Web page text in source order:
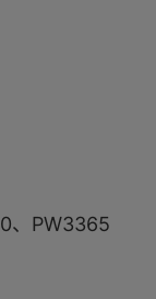
、PW3365